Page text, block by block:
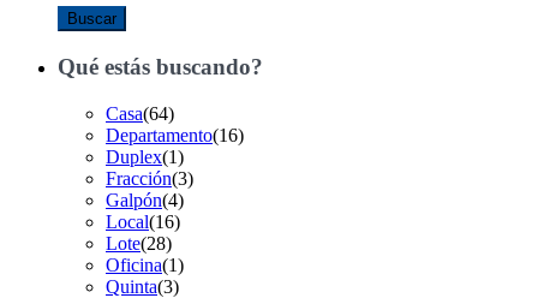
Buscar
Qué estás buscando?
Casa(64)
Departamento(16)
Duplex(1)
Fracción(3)
Galpón(4)
Local(16)
Lote(28)
Oficina(1)
Quinta(3)